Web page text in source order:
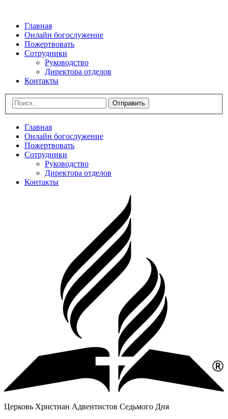
Главная
Онлайн богослужение
Пожертвовать
Сотрудники
Руководство
Директора отделов
Контакты
Отправить
Главная
Онлайн богослужение
Пожертвовать
Сотрудники
Руководство
Директора отделов
Контакты
Церковь Христиан Адвентистов Седьмого Дня